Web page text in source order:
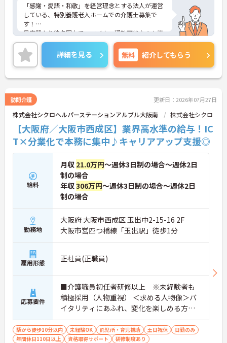
「感謝・愛語・和敬」を経営理念とする法人が運営
している、特別養護老人ホームでの介護士募集で
す！
最寄駅より徒歩圏内で、マイカー通勤可能なのも嬉
しいポイントです♪
資格支援制度や研修制度が充実しており、ご経験に
自信がなくても安心して働くことができます。
また、充実した人材教育システムと慶生会キャリア
パス制度があるため、様々な働き方や挑戦ができま
興味をお持ちの方は是非お問い合わせ下さい！
詳細を見る 無料 紹介してもらう
訪問介護 更新日：2026年07月27日
株式会社シクロヘルパーステーションアルブル大阪南 株式会社シクロ
【大阪府／大阪市西成区】業界高水準の給与！IC
T×分業化で本務に集中♪キャリアアップ支援◎
給料
月収 21.0万円～週休3日制の場合～週休2日
制の場合
年収306万円～週休3日制の場合～週休2日
制の場合
勤務地
大阪府 大阪市西成区 玉出中2-15-16 2F
大阪市営四つ橋線「玉出駅」徒歩1分
雇用形態 正社員(正職員)
応募要件
■介護職員初任者研修以上 ※未経験者も
積極採用（人物重視） ＜求める人物像＞バ
イタリティにあふれ、変化を楽しめる方、I
CTに抵抗がない方、周囲をも明るくでき、
利用者本位で動ける方
駅から徒歩10分以内 未経験OK 託児所・育児補助 土日祝休
日勤のみ
年間休日110日以上
資格取得サポート
研修制度あり